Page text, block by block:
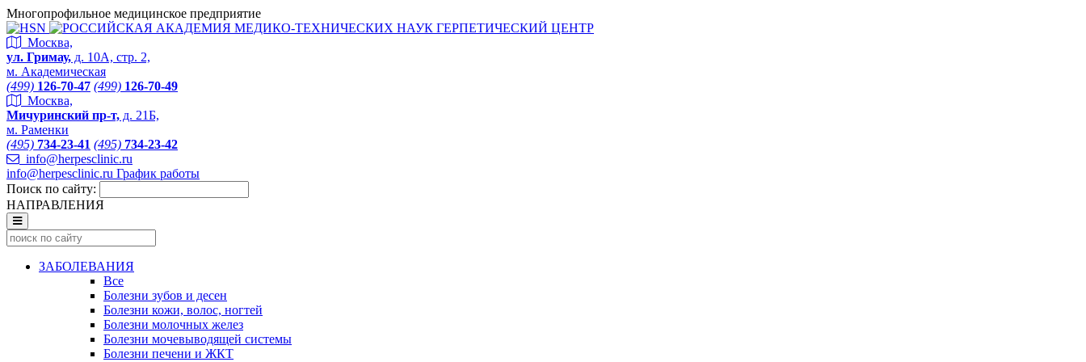
Многопрофильное медицинское предприятие
Москва,
ул. Гримау, д. 10А, стр. 2,
м. Академическая
(499) 126-70-47 (499) 126-70-49
Москва,
Мичуринский пр-т, д. 21Б,
м. Раменки
(495) 734-23-41 (495) 734-23-42
info@herpesclinic.ru
info@herpesclinic.ru График работы
Поиск по сайту:
НАПРАВЛЕНИЯ
ЗАБОЛЕВАНИЯ
Все
Болезни зубов и десен
Болезни кожи, волос, ногтей
Болезни молочных желез
Болезни мочевыводящей системы
Болезни печени и ЖКТ